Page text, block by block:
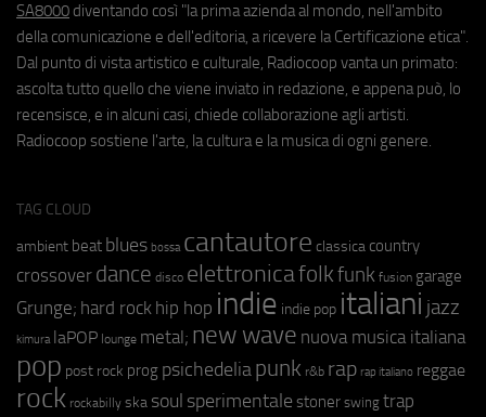
SA8000 diventando così "la prima azienda al mondo, nell'ambito
della comunicazione e dell'editoria, a ricevere la Certificazione etica".
Dal punto di vista artistico e culturale, Radiocoop vanta un primato:
ascolta tutto quello che viene inviato in redazione, e appena può, lo
recensisce, e in alcuni casi, chiede collaborazione agli artisti.
Radiocoop sostiene l'arte, la cultura e la musica di ogni genere.
TAG CLOUD
ambient beat blues bossa cantautore classica country
crossover dance disco elettronicafolkfunk fusion garage
Grunge; hard rock hip hop indie indie pop italiani jazz
kimura laPOP lounge metal; new wave nuova musica italiana
pop post rock prog psichedeliapunk r&b rap rap italiano reggae
rock rockabilly ska soul sperimentale stoner swing trap